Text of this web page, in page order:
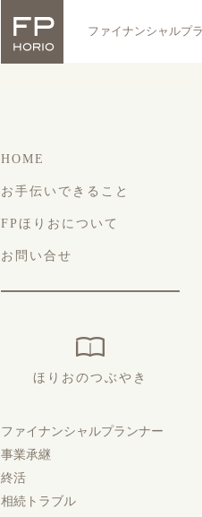
ファイナンシャルプ
HOME
お手伝いできること
FPほりおについて
お問い合せ
ほりおのつぶやき
ファイナンシャルプランナー
事業承継
終活
相続トラブル